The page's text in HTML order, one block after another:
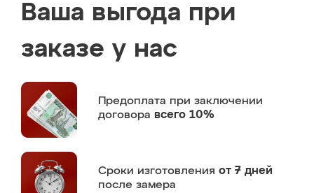
Ваша выгода при
заказе у нас
Предоплата при заключении
договора всего 10%
Сроки изготовления от 7 дней
после замера